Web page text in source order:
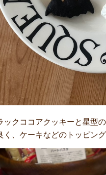
ックココアクッキーと星型
、ケーキなどのトッピン